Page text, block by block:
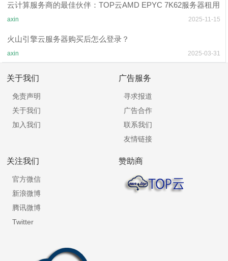
云计算服务商的最佳伙伴：TOP云AMD EPYC 7K62服务器租用
axin 2025-11-15
火山引擎云服务器购买后怎么登录？
axin 2025-03-31
关于我们
免责声明
关于我们
加入我们
广告服务
寻求报道
广告合作
联系我们
友情链接
关注我们
官方微信
新浪微博
腾讯微博
Twitter
赞助商